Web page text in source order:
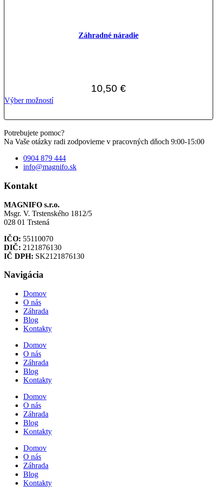
Záhradné náradie
10,50 €
Výber možnostíTento
variantov.
Možnosti
môžete
vybrať
Potrebujete pomoc?
Na Vaše otázky radi zodpovieme v pracovných dňoch 9:00-15:00
0904 879 444
info@magnifo.sk
Kontakt
MAGNIFO s.r.o.
Msgr. V. Trstenského 1812/5
028 01 Trstená
IČO: 55110070
DIČ: 2121876130
IČ DPH: SK2121876130
Navigácia
Domov
O nás
Záhrada
Blog
Kontakty
Domov
O nás
Záhrada
Blog
Kontakty
Domov
O nás
Záhrada
Blog
Kontakty
Domov
O nás
Záhrada
Blog
Kontakty